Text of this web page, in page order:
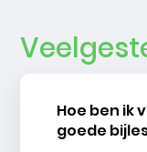
Hoe ben ik
goede